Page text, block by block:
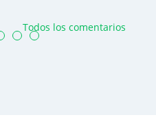
Todos los comentarios